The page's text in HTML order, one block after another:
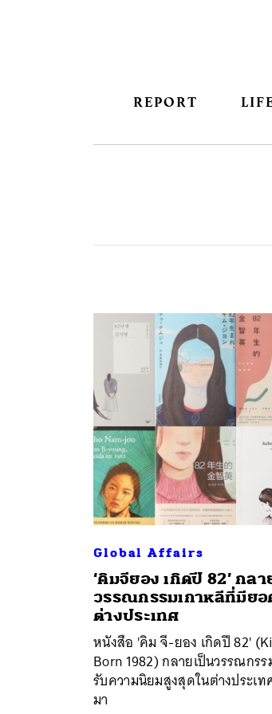
REPORT
Global Affairs
‘คิมจียอง เกิดปี 82’ กล
วรรณกรรมเกาหลีที่มียอ
ต่างประเทศ
หนังสือ 'คิม จี-ยอง เกิดปี 82'
Born 1982) กลายเป็นวรรณกร
รับความนิยมสูงสุดในต่างประเ
มา